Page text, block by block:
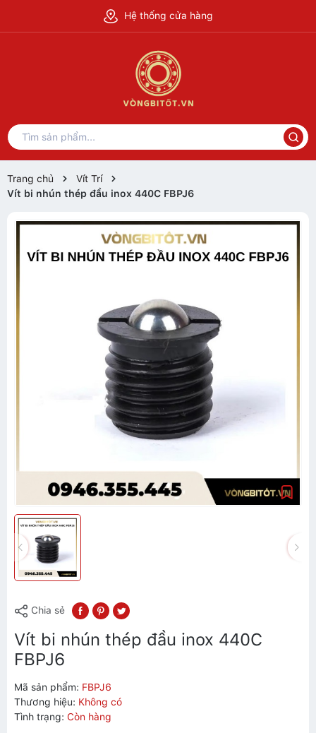
Hệ thống cửa hàng
Trang chủ
Vít Trí
Vít bi nhún thép đầu inox 440C FBPJ6
Chia sẻ
Vít bi nhún thép đầu inox 440C
FBPJ6
Mã sản phẩm: FBPJ6
Thương hiệu: Không có
Tình trạng: Còn hàng